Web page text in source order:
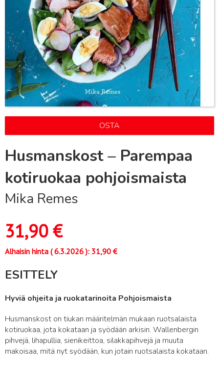
OSTA
Husmanskost – Parempaa
kotiruokaa pohjoismaista
Mika Remes
31,90€
Alhaisin hinta (6.3.2026): 31,90 €
ESITTELY
Hyviä ohjeita ja ruokatarinoita Pohjoismaista
Husmanskost on tiukan määritelmän mukaan ruotsalaista
kotiruokaa, jota kokataan ja syödään arkisin. Wallenbergin
pihvejä, lihapullia, sienikeittoa, silakkapihvejä ja muuta
makoisaa, mitä nyt syödään, kun jotain ruotsalaista kokataan.